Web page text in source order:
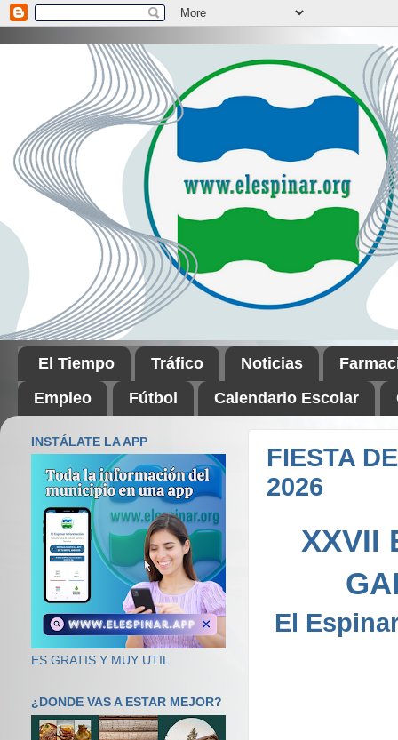
El Tiempo Tráfico Noticias
Empleo
Fútbol Calendario Escolar
FIESTA
2026
XXVII
El
INSTÁLATE LA APP
ES GRATIS Y MUY UTIL
¿DONDE VAS A ESTAR MEJOR?